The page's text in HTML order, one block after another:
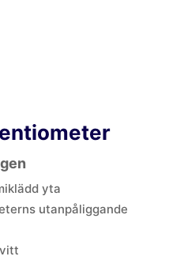
yta
utanpåliggande